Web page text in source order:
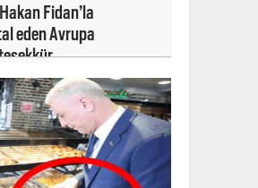
Fidan’la
eden Avrupa